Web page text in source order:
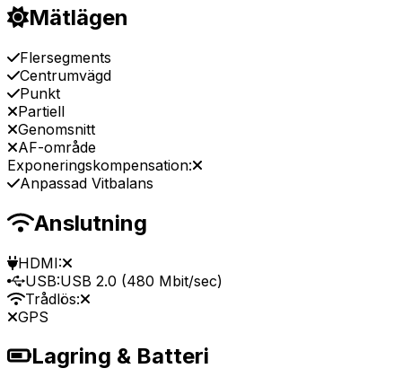
Mätlägen
Flersegments
Centrumvägd
Punkt
Partiell
Genomsnitt
AF-område
Exponeringskompensation:
Anpassad Vitbalans
Anslutning
HDMI:
USB:USB 2.0 (480 Mbit/sec)
Trådlös:
GPS
Lagring & Batteri